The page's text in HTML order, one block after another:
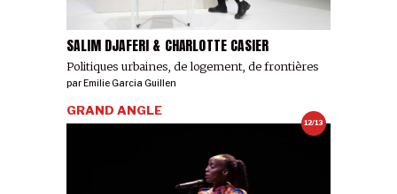
SALIM DJAFERI & CHARLOTTE CASIER
Politiques urbaines, de logement, de frontières
parEmilie Garcia Guillen
12/13
GRAND ANGLE